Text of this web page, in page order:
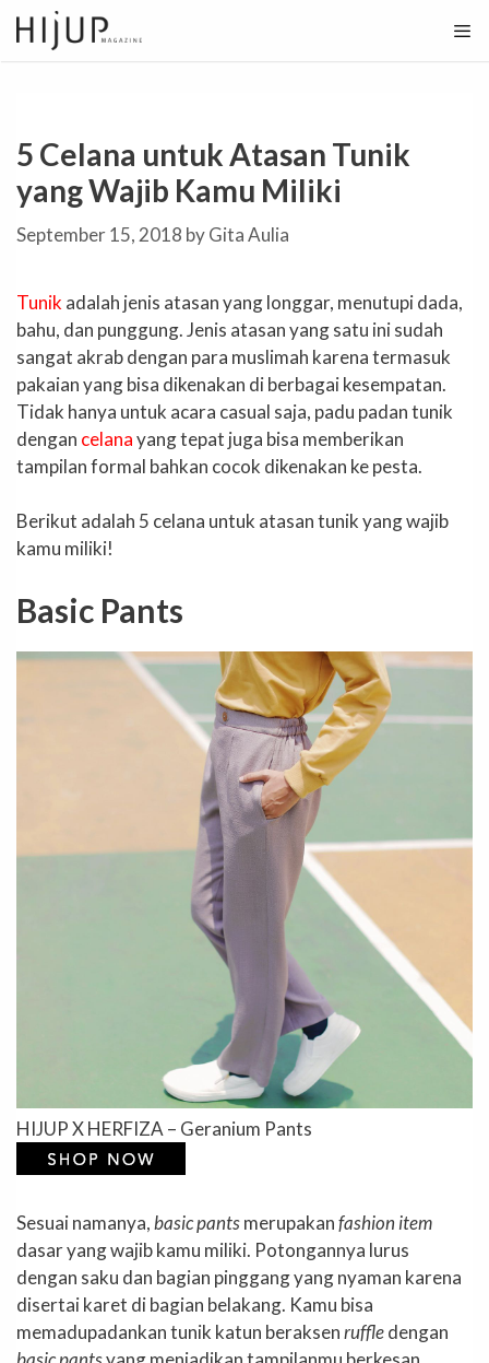
Skip
to
content
5 Celana untuk Atasan Tunik
yang Wajib Kamu Miliki
September 15, 2018 byGita Aulia
Tunik adalah jenis atasan yang longgar, menutupi dada,
bahu, dan punggung. Jenis atasan yang satu ini sudah
sangat akrab dengan para muslimah karena termasuk
pakaian yang bisa dikenakan di berbagai kesempatan.
Tidak hanya untuk acara casual saja, padu padan tunik
dengan celanayang tepat juga bisa memberikan
tampilan formal bahkan cocok dikenakan ke pesta.
Berikut adalah 5 celana untuk atasan tunik yang wajib
kamu miliki!
Basic Pants
HIJUP X HERFIZA – Geranium Pants
Sesuai namanya,basic pantsmerupakanfashion item
dasar yang wajib kamu miliki. Potongannya lurus
dengan saku dan bagian pinggang yang nyaman karena
disertai karet di bagian belakang. Kamu bisa
memadupadankan tunik katun beraksenruffledengan